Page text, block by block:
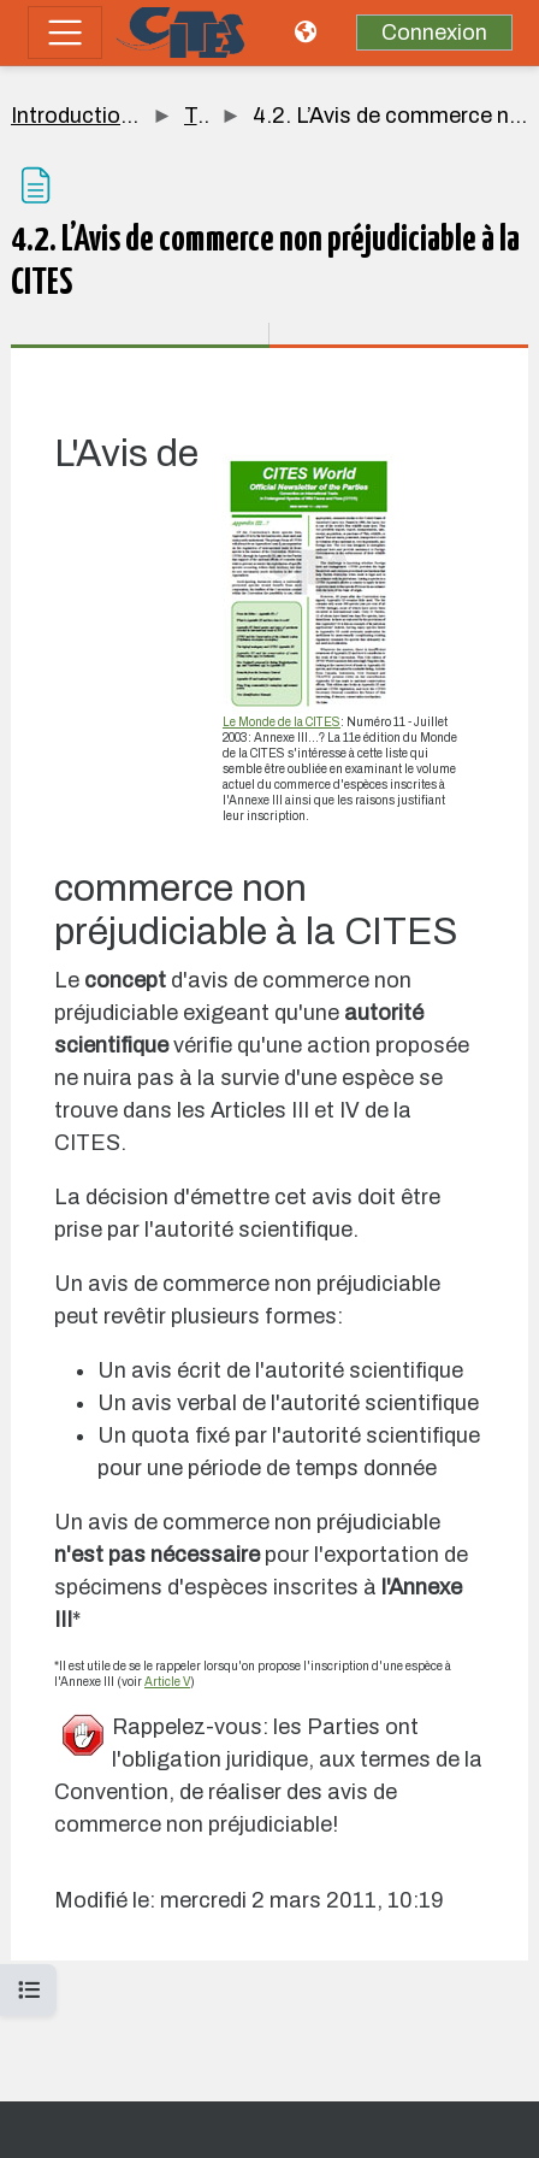
Passer au contenu principal
Panneau latéral
Connexion
Ouvrir l’index du cours
Introduction à la CITES Topic 4 4.2. L’Avis de commerce non préjudiciable à la CITES
4.2. L’Avis de commerce non préjudiciable à la
CITES
Le Monde de la CITES: Numéro 11 - Juillet
2003: Annexe III...? La 11e édition du Monde
de la CITES s'intéresse à cette liste qui
semble être oubliée en examinant le volume
actuel du commerce d'espèces inscrites à
l'Annexe III ainsi que les raisons justifiant
leur inscription.
L'Avis de
commerce non
préjudiciable à la CITES
Le concept d'avis de commerce non
préjudiciable exigeant qu'une autorité
scientifiquevérifie qu'une action proposée
ne nuira pas à la survie d'une espèce se
trouve dans les Articles III et IV de la
CITES.
La décision d'émettre cet avis doit être
prise par l'autorité scientifique.
Un avis de commerce non préjudiciable
peut revêtir plusieurs formes:
Un avis écrit de l'autorité scientifique
Un avis verbal de l'autorité scientifique
Un quota fixé par l'autorité scientifique
pour une période de temps donnée
Un avis de commerce non préjudiciable
n'est pas nécessairepour l'exportation de
spécimens d'espèces inscrites à l'Annexe
III*
*Il est utile de se le rappeler lorsqu'on propose l'inscription d'une espèce à
l'Annexe III (voirArticle V)
Rappelez-vous: les Parties ont
l'obligation juridique, aux termes de la
Convention, de réaliser des avis de
commerce non préjudiciable!
Modifié le: mercredi 2 mars 2011, 10:19